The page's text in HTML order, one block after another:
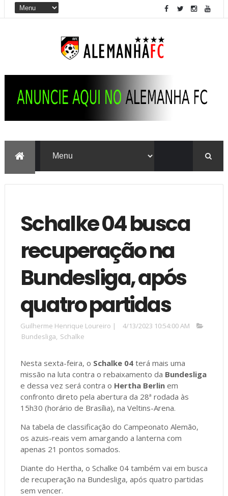
Schalke 04 busca
recuperação na
Bundesliga, após
quatro partidas
Guilherme Henrique Loureiro |
4/13/2023 10:54:00 AM
Bundesliga, Schalke
Nesta sexta-feira, o Schalke 04terá mais uma
missão na luta contra o rebaixamento da Bundesliga
e dessa vez será contra o Hertha Berlin em
confronto direto pela abertura da 28ª rodada às
15h30 (horário de Brasília), na Veltins-Arena.
Na tabela de classificação do Campeonato Alemão,
os azuis-reais vem amargando a lanterna com
apenas 21 pontos somados.
Diante do Hertha, o Schalke 04 também vai em busca
de recuperação na Bundesliga, após quatro partidas
sem vencer.